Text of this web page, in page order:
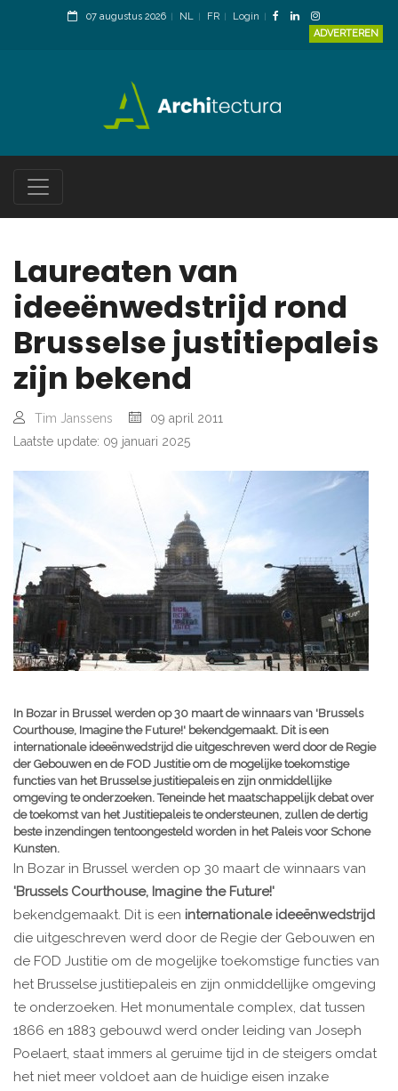
07 augustus 2026 NL FR
Login
ADVERTEREN
Laureaten van
ideeënwedstrijd rond
Brusselse justitiepaleis
zijn bekend
Tim Janssens
09 april 2011
Laatste update: 09 januari 2025
In Bozar in Brussel werden op 30 maart de winnaars van 'Brussels
Courthouse, Imagine the Future!' bekendgemaakt. Dit is een
internationale ideeënwedstrijd die uitgeschreven werd door de Regie
der Gebouwen en de FOD Justitie om de mogelijke toekomstige
functies van het Brusselse justitiepaleis en zijn onmiddellijke
omgeving te onderzoeken. Teneinde het maatschappelijk debat over
de toekomst van het Justitiepaleis te ondersteunen, zullen de dertig
beste inzendingen tentoongesteld worden in het Paleis voor Schone
Kunsten.
In Bozar in Brussel werden op 30 maart de winnaars van
'Brussels Courthouse, Imagine the Future!'
bekendgemaakt. Dit is een internationale ideeënwedstrijd
die uitgeschreven werd door de Regie der Gebouwen en
de FOD Justitie om de mogelijke toekomstige functies van
het Brusselse justitiepaleis en zijn onmiddellijke omgeving
te onderzoeken. Het monumentale complex, dat tussen
1866 en 1883 gebouwd werd onder leiding van Joseph
Poelaert, staat immers al geruime tijd in de steigers omdat
het niet meer voldoet aan de huidige eisen inzake